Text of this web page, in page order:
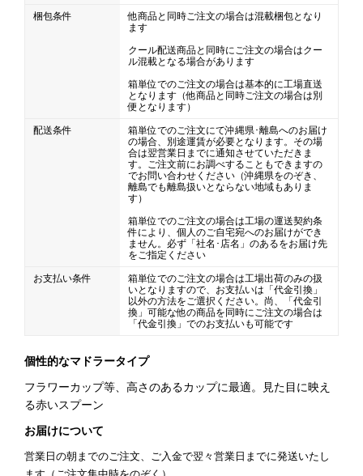
かき氷コレクション
CLOSE
梱包条件
他商品と同時ご注文の場合は混載梱包となり
ます
クール配送商品と同時にご注文の場合はクー
ル混載となる場合があります
箱単位でのご注文の場合は基本的に工場直送
となります（他商品と同時ご注文の場合は別
便となります）
配送条件
箱単位でのご注文にて沖縄県･離島へのお届け
の場合、別途運賃が必要となります。その場
合は翌営業日までに通知させていただきま
す。ご注文前にお調べすることもできますの
でお問い合わせください（沖縄県をのぞき、
離島でも離島扱いとならない地域もありま
す）
箱単位でのご注文の場合は工場の運送契約条
件により、個人のご自宅宛へのお届けができ
ません。必ず「社名･店名」のあるをお届け先
をご指定ください
お支払い条件
箱単位でのご注文の場合は工場出荷のみの扱
いとなりますので、お支払いは「代金引換」
以外の方法をご選択ください。尚、「代金引
換」可能な他の商品を同時にご注文の場合は
「代金引換」でのお支払いも可能です
個性的なマドラータイプ
フラワーカップ等、高さのあるカップに最適。見た目に映え
る赤いスプーン
お届けについて
営業日の朝までのご注文、ご入金で翌々営業日までに発送いたし